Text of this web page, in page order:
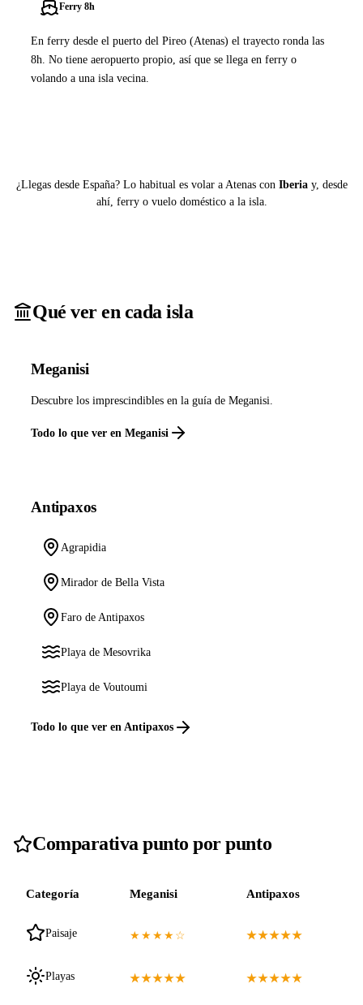
Ferry 8h
En ferry desde el puerto del Pireo (Atenas) el trayecto ronda las
8h. No tiene aeropuerto propio, así que se llega en ferry o
volando a una isla vecina.
¿Llegas desde España? Lo habitual es volar a Atenas con Iberiay, desde
ahí, ferry o vuelo doméstico a la isla.
Qué ver en cada isla
Meganisi
Descubre los imprescindibles en la guía de Meganisi.
Todo lo que ver en Meganisi
Antipaxos
Agrapidia
Mirador de Bella Vista
Faro de Antipaxos
Playa de Mesovrika
Playa de Voutoumi
Todo lo que ver en Antipaxos
Comparativa punto por punto
Categoría Meganisi Antipaxos
Paisaje ★★★★☆ ★★★★★
Playas ★★★★★ ★★★★★